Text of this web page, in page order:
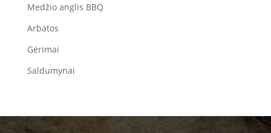
Medžio anglis BBQ
Arbatos
Gėrimai
Saldumynai